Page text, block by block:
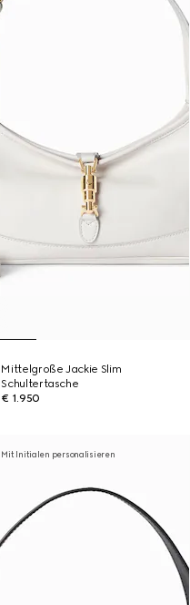
Mittelgroße Jackie Slim
Schultertasche
€ 1.950
Mit Initialen personalisieren